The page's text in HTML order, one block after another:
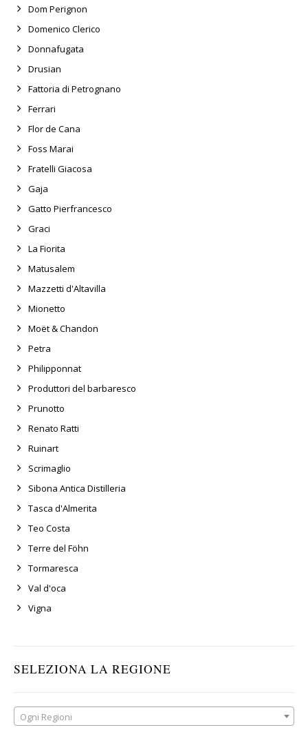
Dom Perignon
Domenico Clerico
Donnafugata
Drusian
Fattoria di Petrognano
Ferrari
Flor de Cana
Foss Marai
Fratelli Giacosa
Gaja
Gatto Pierfrancesco
Graci
La Fiorita
Matusalem
Mazzetti d'Altavilla
Mionetto
Moët & Chandon
Petra
Philipponnat
Produttori del barbaresco
Prunotto
Renato Ratti
Ruinart
Scrimaglio
Sibona Antica Distilleria
Tasca d'Almerita
Teo Costa
Terre del Föhn
Tormaresca
Val d'oca
Vigna
SELEZIONA LA REGIONE
Ogni Regioni